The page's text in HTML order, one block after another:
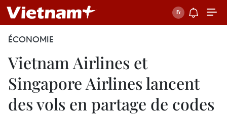
ÉCONOMIE
Vietnam Airlines et
Singapore Airlines lancent
des vols en partage de codes